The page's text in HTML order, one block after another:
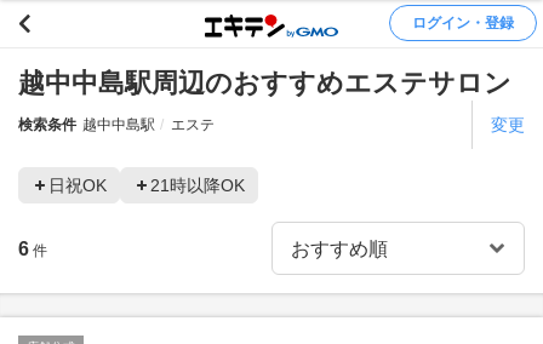
ログイン・登録
越中中島駅周辺のおすすめエステサロン
検索条件 越中中島駅 エステ 変更
日祝OK 21時以降OK
6 件